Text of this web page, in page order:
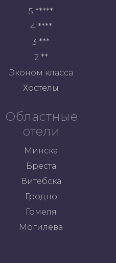
5 *****
4 ****
3 ***
2 **
Эконом класса
Хостелы
Областные
отели
Минска
Бреста
Витебска
Гродно
Гомеля
Могилева